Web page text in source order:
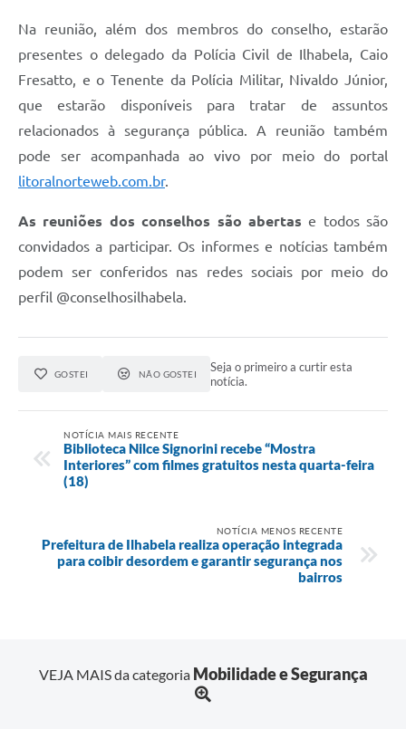
Na reunião, além dos membros do conselho, estarão
presentes o delegado da Polícia Civil de Ilhabela, Caio
Fresatto, e o Tenente da Polícia Militar, Nivaldo Júnior,
que estarão disponíveis para tratar de assuntos
relacionados à segurança pública. A reunião também
pode ser acompanhada ao vivo por meio do portal
litoralnorteweb.com.br.
As reuniões dos conselhos são abertase todos são
convidados a participar. Os informes e notícias também
podem ser conferidos nas redes sociais por meio do
perfil @conselhosilhabela.
GOSTEI NÃO GOSTEI
Seja o primeiro a curtir esta
notícia.
NOTÍCIA MAIS RECENTE
Biblioteca Nilce Signorini recebe “Mostra
Interiores” com filmes gratuitos nesta quarta-feira
(18)
NOTÍCIA MENOS RECENTE
Prefeitura de Ilhabela realiza operação integrada
para coibir desordem e garantir segurança nos
bairros
VEJA MAIS da categoria Mobilidade e Segurança